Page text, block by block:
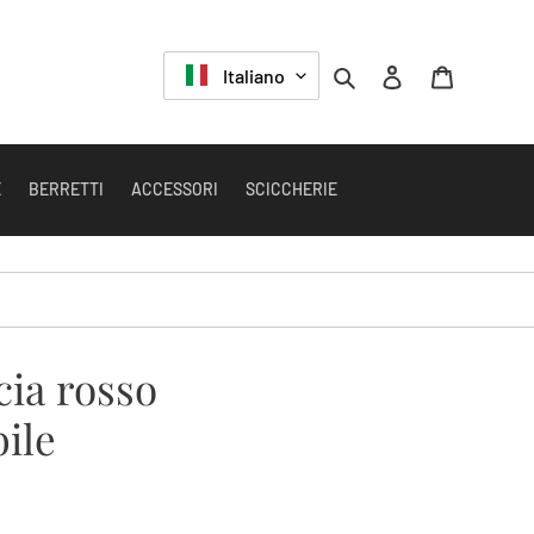
LINGUA
Italiano Cerca Accedi
BERRETTI ACCESSORI SCICCHERIE
rosso